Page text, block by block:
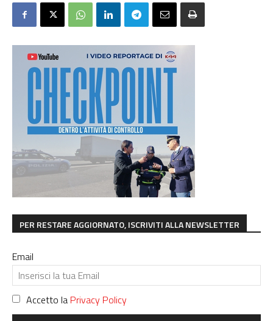
PER RESTARE AGGIORNATO, ISCRIVITI ALLA NEWSLETTER
Email
Accetto la Privacy Policy